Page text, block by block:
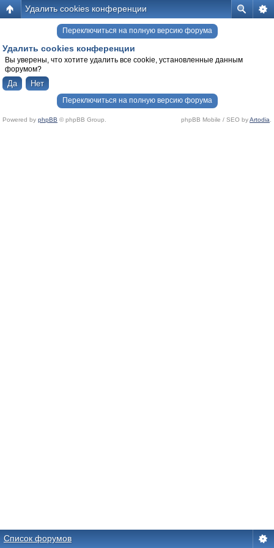
Удалить cookies конференции
Переключиться на полную версию форума
Удалить cookies конференции
Вы уверены, что хотите удалить все cookie, установленные данным
форумом?
Переключиться на полную версию форума
Powered by phpBB © phpBB Group. phpBB Mobile / SEO byArtodia
Список форумов